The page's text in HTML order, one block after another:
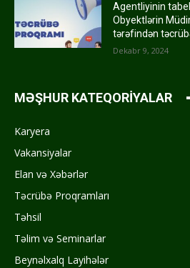
Agentliyinin
Obyektlərin
tərəfindən
Dekabr 9, 2024
MƏŞHUR KATEQORİYALAR
Karyera
Vakansiyalar
Elan və Xəbərlər
Təcrübə Proqramları
Təhsil
Təlim və Seminarlar
Beynəlxalq Layihələr